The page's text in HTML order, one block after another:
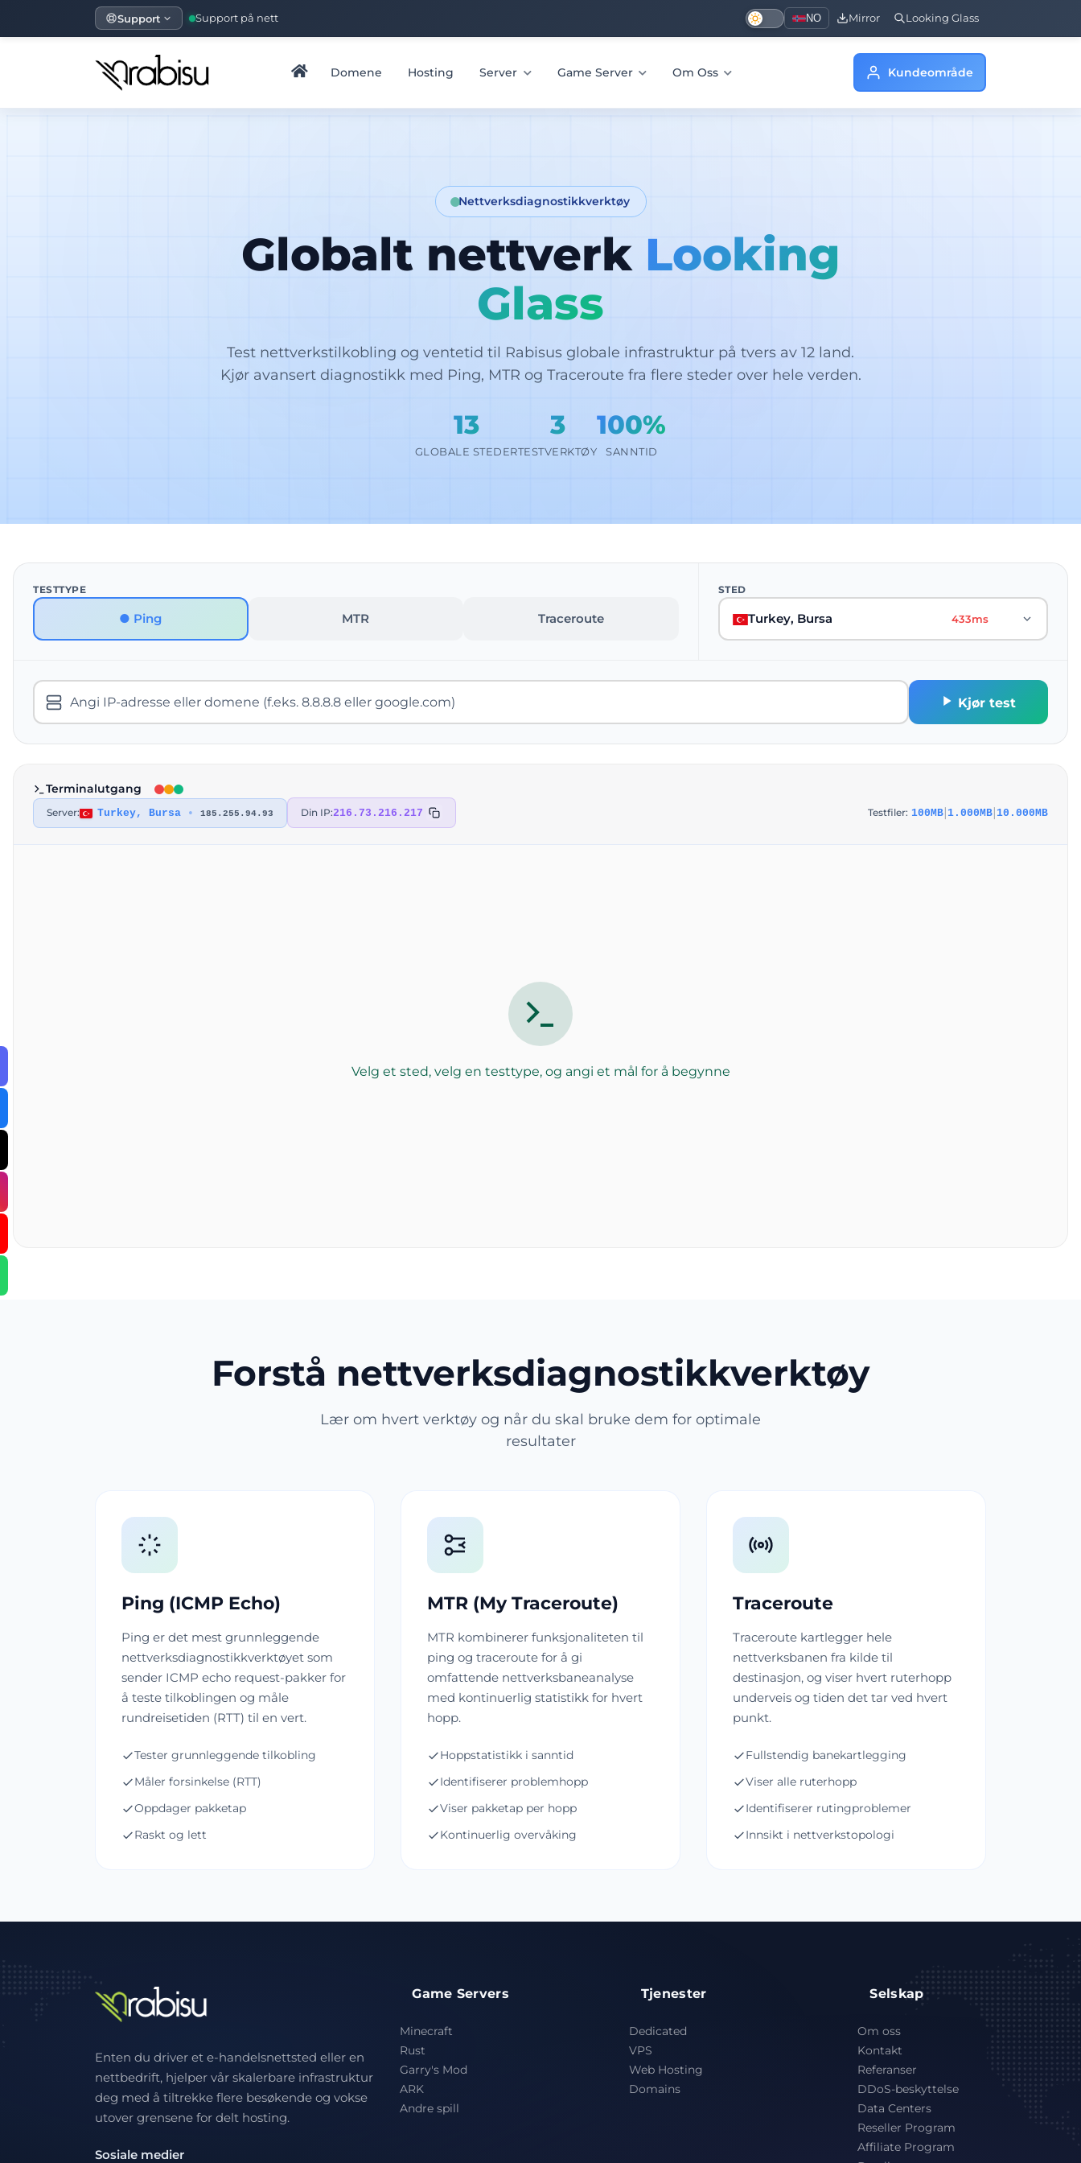
Support Support på nett NO Mirror Looking Glass
Domene Hosting Server Game Server Om Oss Kundeområde
Nettverksdiagnostikkverktøy
Globalt nettverk Looking
Glass
Test nettverkstilkobling og ventetid til Rabisus globale infrastruktur på tvers av 12 land.
Kjør avansert diagnostikk med Ping, MTR og Traceroute fra flere steder over hele verden.
13
GLOBALE STEDER
3
TESTVERKTØY
100%
SANNTID
TESTTYPE
● Ping MTR Traceroute
STED
Turkey, Bursa 433ms
Kjør test
Terminalutgang
Server: Turkey, Bursa • 185.255.94.93 Din IP:216.73.216.217 Testfiler: 100MB 1.000MB 10.000MB
Velg et sted, velg en testtype, og angi et mål for å begynne
Forstå nettverksdiagnostikkverktøy
Lær om hvert verktøy og når du skal bruke dem for optimale
resultater
Ping (ICMP Echo)
Ping er det mest grunnleggende
nettverksdiagnostikkverktøyet som
sender ICMP echo request-pakker for
å teste tilkoblingen og måle
rundreisetiden (RTT) til en vert.
Tester grunnleggende tilkobling
Måler forsinkelse (RTT)
Oppdager pakketap
Raskt og lett
MTR (My Traceroute)
MTR kombinerer funksjonaliteten til
ping og traceroute for å gi
omfattende nettverksbaneanalyse
med kontinuerlig statistikk for hvert
hopp.
Hoppstatistikk i sanntid
Identifiserer problemhopp
Viser pakketap per hopp
Kontinuerlig overvåking
Traceroute
Traceroute kartlegger hele
nettverksbanen fra kilde til
destinasjon, og viser hvert ruterhopp
underveis og tiden det tar ved hvert
punkt.
Fullstendig banekartlegging
Viser alle ruterhopp
Identifiserer rutingproblemer
Innsikt i nettverkstopologi
Enten du driver et e-handelsnettsted eller en
nettbedrift, hjelper vår skalerbare infrastruktur
deg med å tiltrekke flere besøkende og vokse
utover grensene for delt hosting.
Sosiale medier
Game Servers
Minecraft
Rust
Garry's Mod
ARK
Andre spill
Tjenester
Dedicated
VPS
Web Hosting
Domains
Selskap
Om oss
Kontakt
Referanser
DDoS-beskyttelse
Data Centers
Reseller Program
Affiliate Program